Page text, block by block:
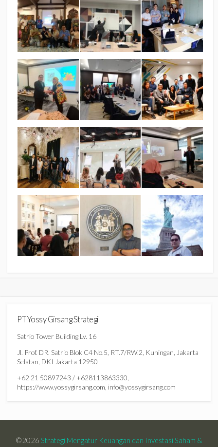
PT Yossy Girsang Strategi
Satrio Tower Building Lv. 16
Jl. Prof. DR. Satrio Blok C4 No.5, RT.7/RW.2, Kuningan, Jakarta
Selatan, DKI Jakarta 12950
+62 21 50897243 / +628113863330,
https://www.yossygirsang.com, info@yossygirsang.com
©2026 Strategi Mengatur Keuangan dan Investasi Saham &